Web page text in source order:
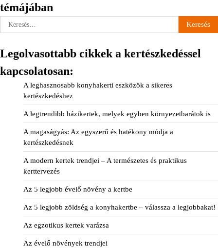
témájában
Keresés:
Legolvasottabb cikkek a kertészkedéssel
kapcsolatosan:
A leghasznosabb konyhakerti eszközök a sikeres
kertészkedéshez
A legtrendibb házikertek, melyek egyben környezetbarátok is
A magaságyás: Az egyszerű és hatékony módja a
kertészkedésnek
A modern kertek trendjei – A természetes és praktikus
kerttervezés
Az 5 legjobb évelő növény a kertbe
Az 5 legjobb zöldség a konyhakertbe – válassza a legjobbakat!
Az egzotikus kertek varázsa
Az évelő növények trendjei